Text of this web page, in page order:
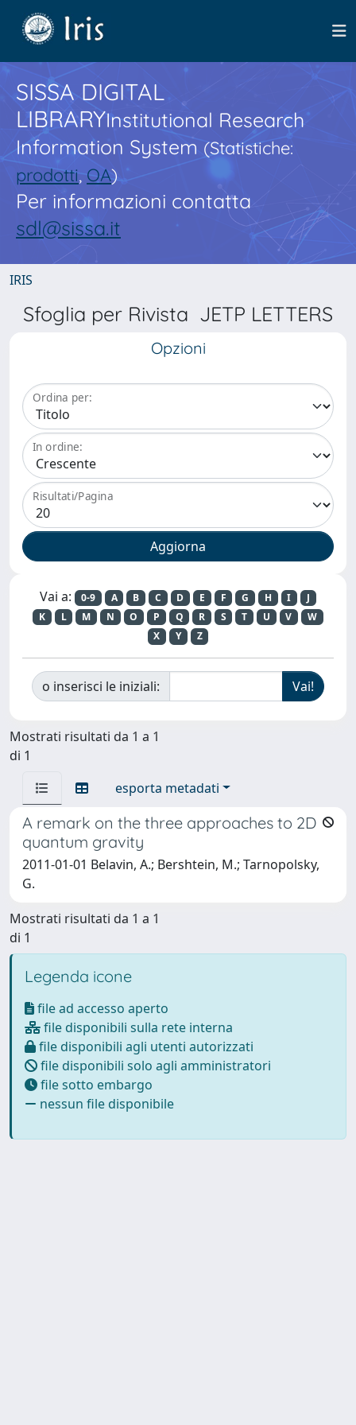
SISSA DIGITAL
LIBRARYInstitutional Research
Information System(Statistiche:
prodotti,OA)
Per informazioni contatta
sdl@sissa.it
IRIS
Sfoglia per Rivista JETP LETTERS
Opzioni
Ordina per:
In ordine:
Risultati/Pagina
Vai a: 0-9 A B C D E F G H I
J
K
L M N O P Q R S T U V
W
X
Y Z
o inserisci le iniziali:
Mostrati risultati da 1 a 1
di 1
esporta metadati
A remark on the three approaches to 2D
quantum gravity
2011-01-01 Belavin, A.; Bershtein, M.; Tarnopolsky,
G.
Mostrati risultati da 1 a 1
di 1
Legenda icone
file ad accesso aperto
file disponibili sulla rete interna
file disponibili agli utenti autorizzati
file disponibili solo agli amministratori
file sotto embargo
nessun file disponibile